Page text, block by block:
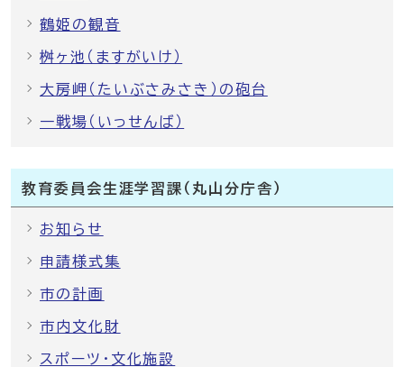
鶴姫の観音
桝ヶ池（ますがいけ）
大房岬（たいぶさみさき）の砲台
一戦場（いっせんば）
教育委員会生涯学習課（丸山分庁舎）
お知らせ
申請様式集
市の計画
市内文化財
スポーツ・文化施設